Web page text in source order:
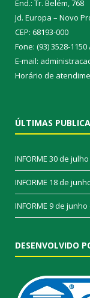
End.: Tr. Belém, 768
Jd. Europa – Novo
CEP: 68193-000
Fone: (93) 3528-
E-mail:
Horário de
ÚLTIMAS
INFORME 30 de
INFORME 18 de
INFORME 9 de junho
DESENVOLVIDO